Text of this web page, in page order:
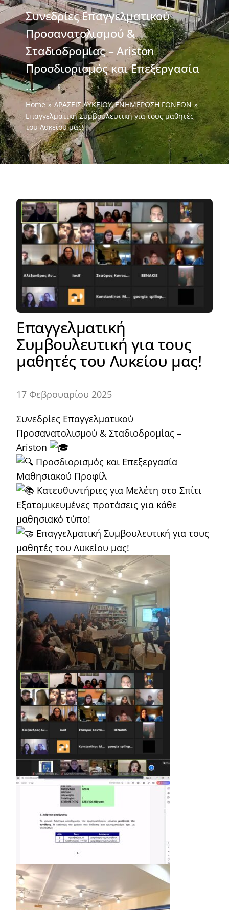
Συνεδρίες Επαγγελματικού
Προσανατολισμού &
Σταδιοδρομίας – Αriston
Προσδιορισμός και Επεξεργασία
...
Home ΔΡΑΣΕΙΣ ΛΥΚΕΙΟΥ ΕΝΗΜΕΡΩΣΗ ΓΟΝΕΩΝ
Επαγγελματική Συμβουλευτική για τους μαθητές
του Λυκείου μας!
Επαγγελματική
Συμβουλευτική για τους
μαθητές του Λυκείου μας!
17 Φεβρουαρίου 2025
Συνεδρίες Επαγγελματικού
Προσανατολισμού & Σταδιοδρομίας –
Αriston
Προσδιορισμός και Επεξεργασία
Μαθησιακού Προφίλ
Κατευθυντήριες για Μελέτη στο Σπίτι
Εξατομικευμένες προτάσεις για κάθε
μαθησιακό τύπο!
Επαγγελματική Συμβουλευτική για τους
μαθητές του Λυκείου μας!